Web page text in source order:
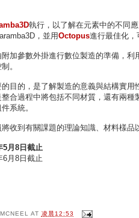
執行，以了解在元素中的不同
，並用Octopus進行最佳化，
加參數外掛進行數位製造的準備，利
。
目的，是了解製造的意義與結構實用
合過程中將包括不同材質，還有兩種
系統。
收到有關課題的理論知識、材料樣品
5月8日截止
6月8日截止
AT 凌晨12:53